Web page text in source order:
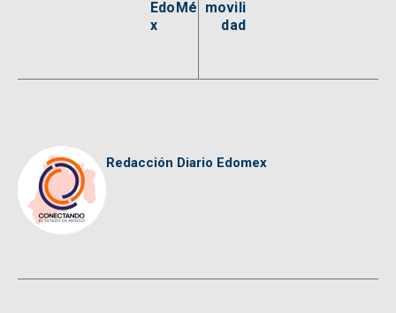
EdoMé
x
movili
dad
Redacción Diario Edomex